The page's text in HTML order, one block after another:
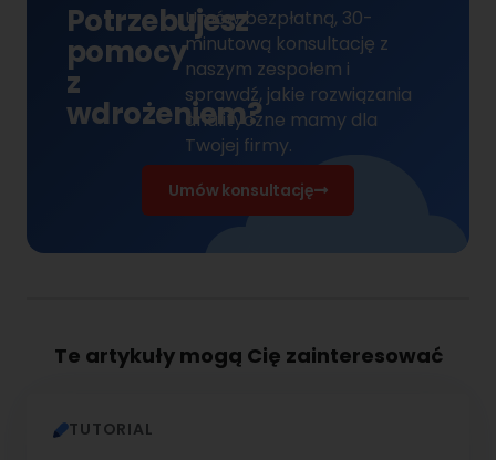
Potrzebujesz
pomocy
z
wdrożeniem?
Umów bezpłatną, 30-
minutową konsultację z
naszym zespołem i
sprawdź, jakie rozwiązania
analityczne mamy dla
Twojej firmy.
Umów konsultację
Te artykuły mogą Cię zainteresować
TUTORIAL